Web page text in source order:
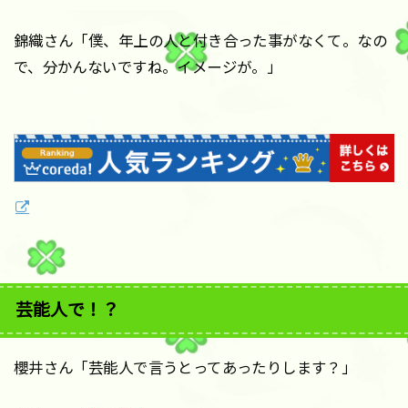
錦織さん「僕、年上の人と付き合った事がなくて。なの
で、分かんないですね。イメージが。」
芸能人で！？
櫻井さん「芸能人で言うとってあったりします？」